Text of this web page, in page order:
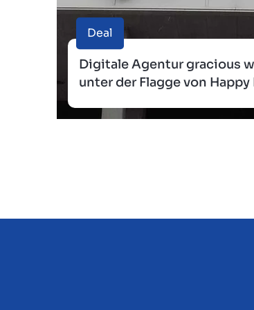
Deal
Digitale Agentur gracious
unter der Flagge von